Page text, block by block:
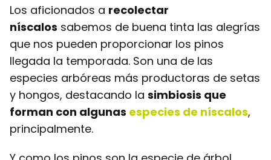
Los aficionados a recolectar
níscalos sabemos de buena tinta las alegrías
que nos pueden proporcionar los pinos
llegada la temporada. Son una de las
especies arbóreas más productoras de setas
y hongos, destacando la simbiosis que
forman con algunas especies de níscalos,
principalmente.